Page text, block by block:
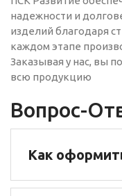
надежности и
изделий благодаря
каждом этапе
Заказывая у нас, вы
всю продукцию
Вопрос-
Как